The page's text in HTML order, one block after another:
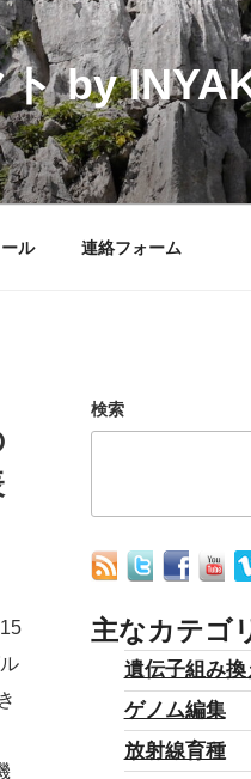
by
ル 連絡フォーム
検索
主なカテゴ
遺伝子組み換
ゲノム編集
放射線育種